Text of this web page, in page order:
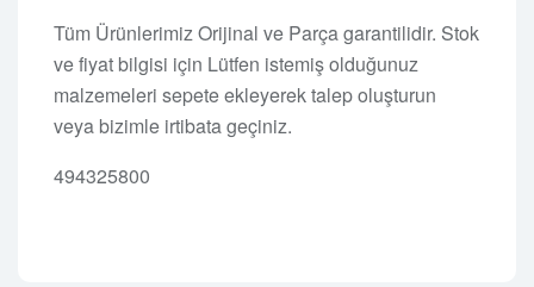
Tüm Ürünlerimiz Orijinal ve Parça garantilidir. Stok
ve fiyat bilgisi için Lütfen istemiş olduğunuz
malzemeleri sepete ekleyerek talep oluşturun
veya bizimle irtibata geçiniz.
494325800